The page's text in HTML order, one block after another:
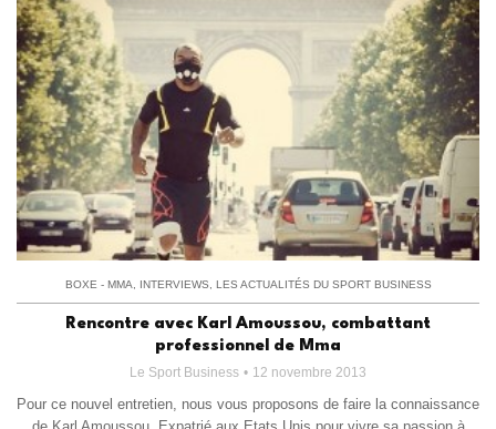
BOXE - MMA INTERVIEWS LES ACTUALITÉS DU SPORT BUSINESS
Rencontre avec Karl Amoussou, combattant
professionnel de Mma
Le Sport Business 12 novembre 2013
Pour ce nouvel entretien, nous vous proposons de faire la connaissance